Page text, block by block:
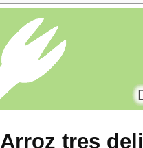
Arroz tres